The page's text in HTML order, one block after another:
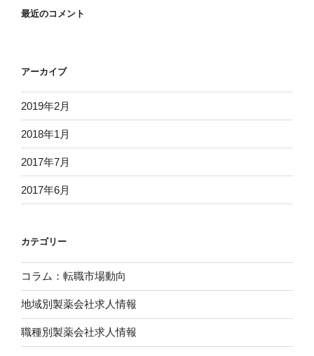
最近のコメント
アーカイブ
2019年2月
2018年1月
2017年7月
2017年6月
カテゴリー
コラム：転職市場動向
地域別製薬会社求人情報
職種別製薬会社求人情報